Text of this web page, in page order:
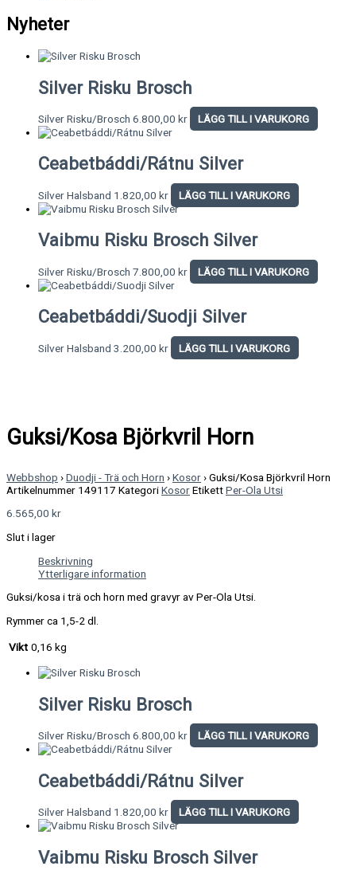
Nyheter
Silver Risku Brosch
Silver Risku/Brosch 6.800,00 kr LÄGG TILL I VARUKORG
Ceabetbáddi/Rátnu Silver
Silver Halsband 1.820,00 kr LÄGG TILL I VARUKORG
Vaibmu Risku Brosch Silver
Silver Risku/Brosch 7.800,00 kr LÄGG TILL I VARUKORG
Ceabetbáddi/Suodji Silver
Silver Halsband 3.200,00 kr LÄGG TILL I VARUKORG
Guksi/Kosa Björkvril Horn
Webbshop ›Duodji - Trä och Horn ›Kosor›Guksi/Kosa Björkvril Horn
Artikelnummer 149117 KategoriKosorEtikettPer-Ola Utsi
6.565,00 kr
Slut i lager
Beskrivning
Ytterligare information
Guksi/kosa i trä och horn med gravyr av Per-Ola Utsi.
Rymmer ca 1,5-2 dl.
Vikt 0,16 kg
Silver Risku Brosch
Silver Risku/Brosch 6.800,00 kr LÄGG TILL I VARUKORG
Ceabetbáddi/Rátnu Silver
Silver Halsband 1.820,00 kr LÄGG TILL I VARUKORG
Vaibmu Risku Brosch Silver